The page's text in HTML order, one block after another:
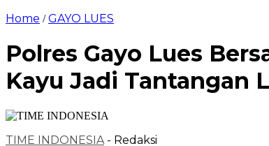
Home /GAYO LUES
Polres Gayo Lues
Kayu Jadi Tantangan
TIME INDONESIA - Redaksi